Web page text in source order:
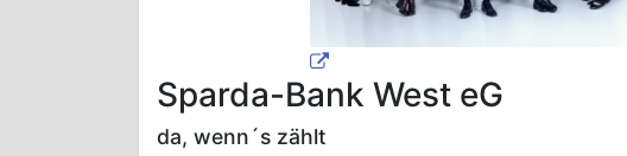
Sparda-Bank West eG
da, wenn´s zählt